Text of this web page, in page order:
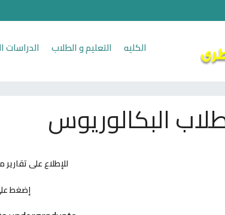
الكليه التعليم و الطلاب الدراسات
البكالوريوس
للإطلاع على
إضغط